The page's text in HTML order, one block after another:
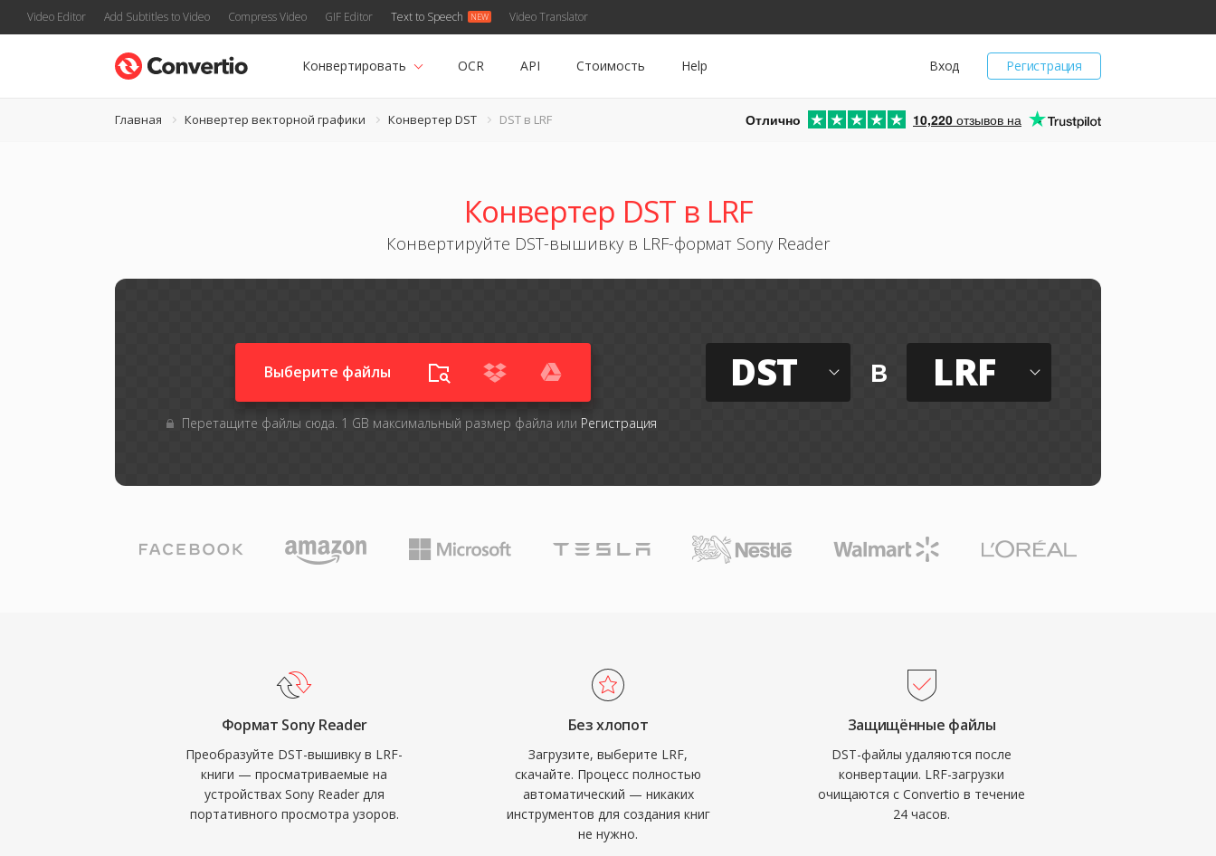
Video Editor Add Subtitles to Video Compress Video GIF Editor Text to Speech Video Translator
Регистрация
Вход
Конвертировать OCR API Стоимость Help
Главная Конвертер векторной графики Конвертер DST DST в LRF Отлично 10,220 отзывов на
Конвертер DST в LRF
Конвертируйте DST-вышивку в LRF-формат Sony Reader
Выберите файлы
Перетащите файлы сюда. 1 GB максимальный размер файла или Регистрация
DST в LRF
Формат Sony Reader
Преобразуйте DST-вышивку в LRF-
книги — просматриваемые на
устройствах Sony Reader для
портативного просмотра узоров.
Без хлопот
Загрузите, выберите LRF,
скачайте. Процесс полностью
автоматический — никаких
инструментов для создания книг
не нужно.
Защищённые файлы
DST-файлы удаляются после
конвертации. LRF-загрузки
очищаются с Convertio в течение
24 часов.